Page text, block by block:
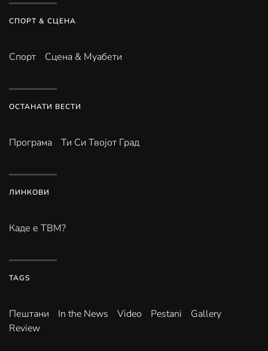
СПОРТ & СЦЕНА
Спорт Сцена & Муабети
ОСТАНАТИ ВЕСТИ
Програма Ти Си Твојот Град
ЛИНКОВИ
Каде е ТВМ?
TAGS
Пештани In the News Video Pestani
Gallery
Review